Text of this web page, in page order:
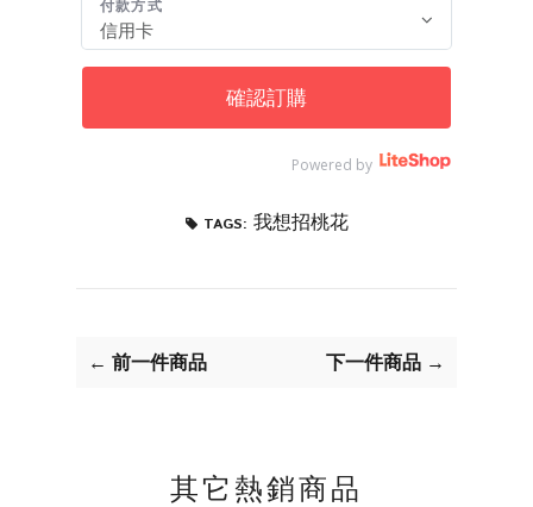
付款方式
確認訂購
Powered by
TAGS: 我想招桃花
← 前一件商品 下一件商品 →
其它熱銷商品